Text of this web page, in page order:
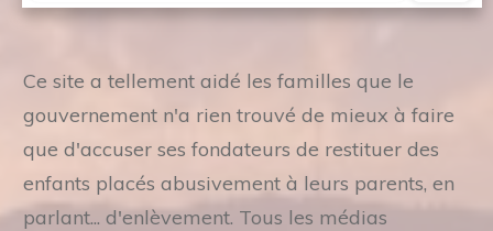
Ce site a tellement aidé les familles que le
gouvernement n'a rien trouvé de mieux à faire
que d'accuser ses fondateurs de restituer des
enfants placés abusivement à leurs parents, en
parlant... d'enlèvement. Tous les médias